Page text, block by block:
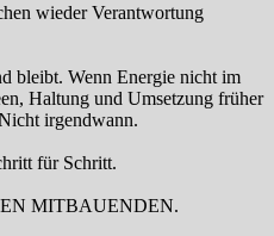
wieder Verantwortung
bleibt. Wenn Energie nicht im
Haltung und Umsetzung früher
irgendwann.
für Schritt.
MITBAUENDEN.